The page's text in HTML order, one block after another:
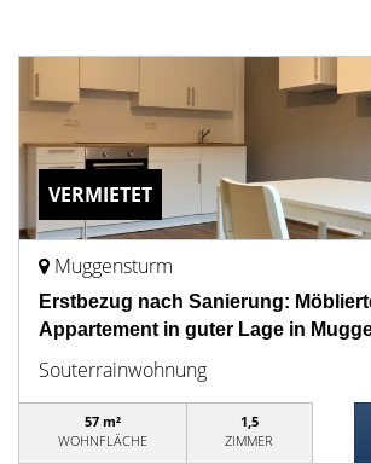
VERMIETET
Muggensturm
Erstbezug nach Sanierung:
Appartement in guter Lage in
Souterrainwohnung
57 m²
WOHNFLÄCHE
1,5
ZIMMER